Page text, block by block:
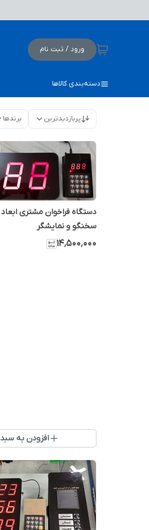
ورود / ثبت نام
دسته‌بندی کالاها
پربازدیدترین برندها
سخنگو و نمایشگر
۱۴٬۵۰۰٬۰۰۰
افزودن به سبد